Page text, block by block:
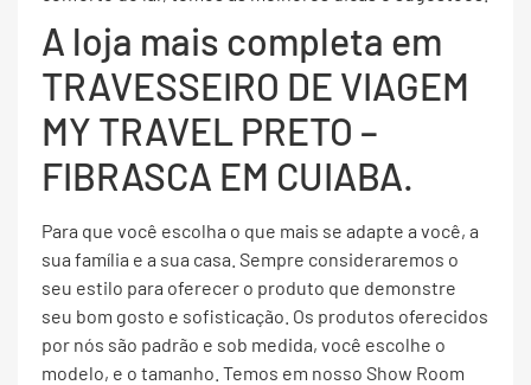
A loja mais completa em
TRAVESSEIRO DE VIAGEM
MY TRAVEL PRETO –
FIBRASCA EM CUIABA.
Para que você escolha o que mais se adapte a você, a
sua família e a sua casa. Sempre consideraremos o
seu estilo para oferecer o produto que demonstre
seu bom gosto e sofisticação. Os produtos oferecidos
por nós são padrão e sob medida, você escolhe o
modelo, e o tamanho. Temos em nosso Show Room